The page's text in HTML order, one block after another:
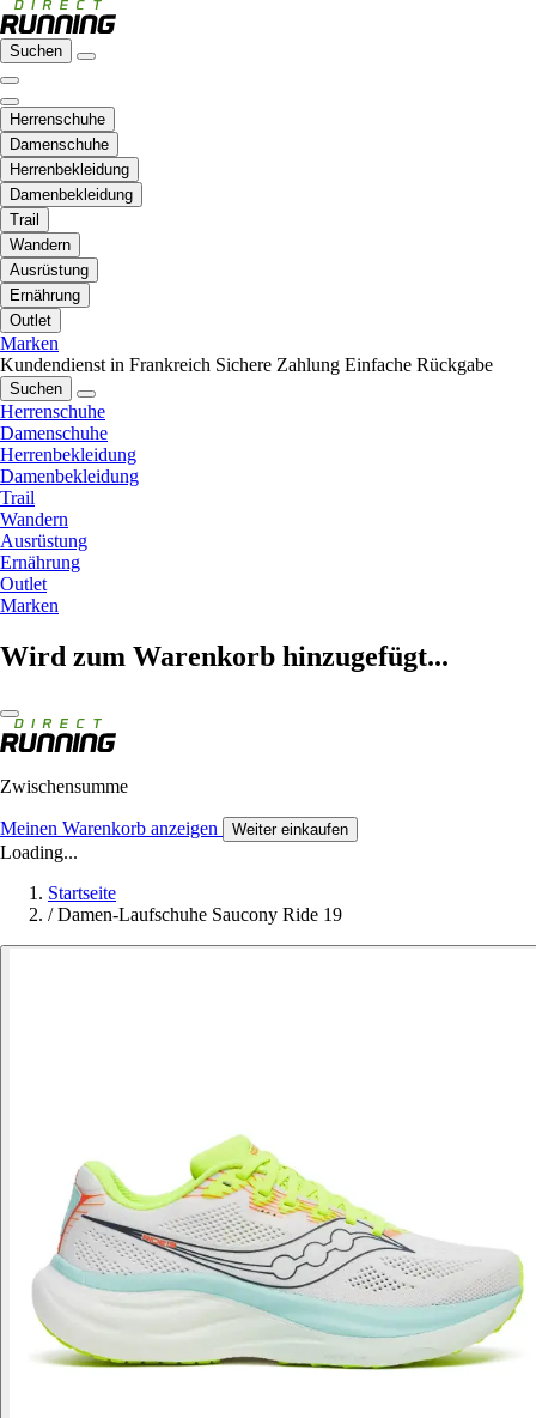
Suchen
Herrenschuhe
Damenschuhe
Herrenbekleidung
Damenbekleidung
Trail
Wandern
Ausrüstung
Ernährung
Outlet
Marken
Kundendienst in Frankreich Sichere Zahlung Einfache Rückgabe
Suchen
Herrenschuhe
Damenschuhe
Herrenbekleidung
Damenbekleidung
Trail
Wandern
Ausrüstung
Ernährung
Outlet
Marken
Wird zum Warenkorb hinzugefügt...
Zwischensumme
Meinen Warenkorb anzeigen Weiter einkaufen
Loading...
Startseite
/ Damen-Laufschuhe Saucony Ride 19